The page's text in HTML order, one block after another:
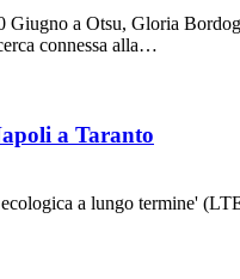
a Otsu, Gloria
connessa alla…
a Taranto
a lungo termine'